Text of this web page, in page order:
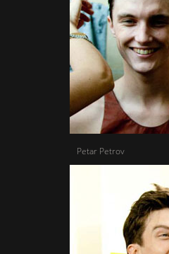
Petar Petrov